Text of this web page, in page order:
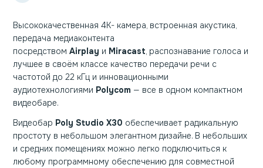
Высококачественная 4K- камера, встроенная акустика,
передача медиаконтента
посредством Airplay и Miracast, распознавание голоса и
лучшее в своём классе качество передачи речи с
частотой до 22 кГц и инновационными
аудиотехнологиями Polycom — все в одном компактном
видеобаре.
Видеобар Poly Studio X30 обеспечивает радикальную
простоту в небольшом элегантном дизайне. В небольших
и средних помещениях можно легко подключиться к
любому программному обеспечению для совместной